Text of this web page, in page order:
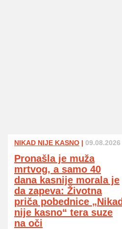
NIKAD NIJE KASNO | 09.08.2026
Pronašla je muža
mrtvog, a samo 40
dana kasnije morala je
da zapeva: Životna
priča pobednice „Nikad
nije kasno“ tera suze
na oči